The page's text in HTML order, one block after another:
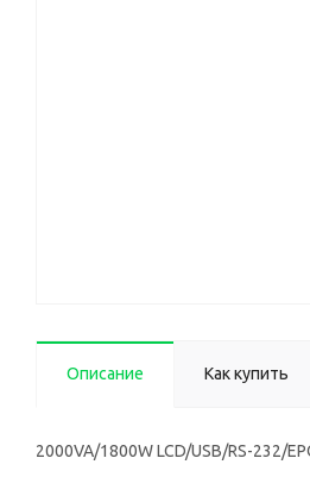
Описание Как купить
2000VA/1800W LCD/USB/RS-232/